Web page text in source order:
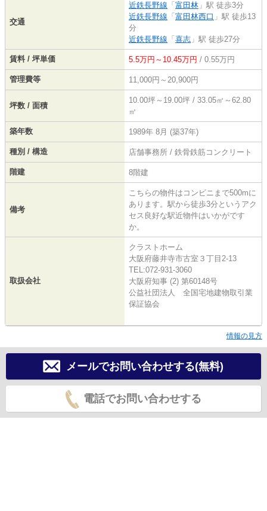
交通
近鉄長野線 「 富田林 」駅 徒歩3分
近鉄長野線 「 富田林西口 」駅 徒歩13
分
近鉄長野線 「 喜志 」駅 徒歩27分
賃料 / 坪単価 5.5万円～10.45万円 / 0.55万円
管理費等 11,000円～20,900円
坪数 / 面積
10.00坪～19.00坪 / 33.05㎡～62.80
㎡
築年数 1989年 8月 (築37年)
種別 / 構造 店舗事務所 / 鉄骨鉄筋コンクリート
階建 8階建
備考
こちらの物件はコンビニまで500mに
あります。駅から徒歩3分というアク
セス良好な駅近物件はいかがです
か。
取扱会社
クラストホーム
大阪府藤井寺市古室３丁目2-13
TEL:072-931-3060
大阪府知事 (2) 第60148号
公益社団法人 全国宅地建物取引業
保証協会
情報の見方
メールでお問い合わせする(無料)
電話でお問い合わせする